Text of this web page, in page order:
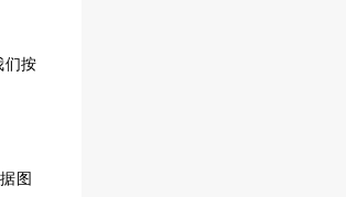
们按
图